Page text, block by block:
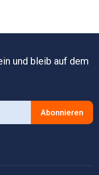
und bleib auf dem
Abonnieren